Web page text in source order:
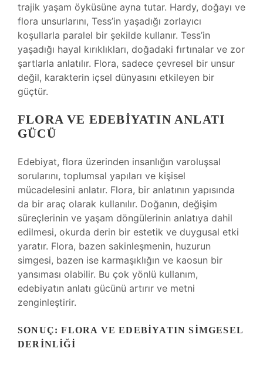
trajik yaşam öyküsüne ayna tutar. Hardy, doğayı ve
flora unsurlarını, Tess’in yaşadığı zorlayıcı
koşullarla paralel bir şekilde kullanır. Tess’in
yaşadığı hayal kırıklıkları, doğadaki fırtınalar ve zor
şartlarla anlatılır. Flora, sadece çevresel bir unsur
değil, karakterin içsel dünyasını etkileyen bir
güçtür.
FLORA VE EDEBIYATIN ANLATI
GÜCÜ
Edebiyat, flora üzerinden insanlığın varoluşsal
sorularını, toplumsal yapıları ve kişisel
mücadelesini anlatır. Flora, bir anlatının yapısında
da bir araç olarak kullanılır. Doğanın, değişim
süreçlerinin ve yaşam döngülerinin anlatıya dahil
edilmesi, okurda derin bir estetik ve duygusal etki
yaratır. Flora, bazen sakinleşmenin, huzurun
simgesi, bazen ise karmaşıklığın ve kaosun bir
yansıması olabilir. Bu çok yönlü kullanım,
edebiyatın anlatı gücünü artırır ve metni
zenginleştirir.
SONUÇ: FLORA VE EDEBIYATIN SIMGESEL
DERINLIĞI